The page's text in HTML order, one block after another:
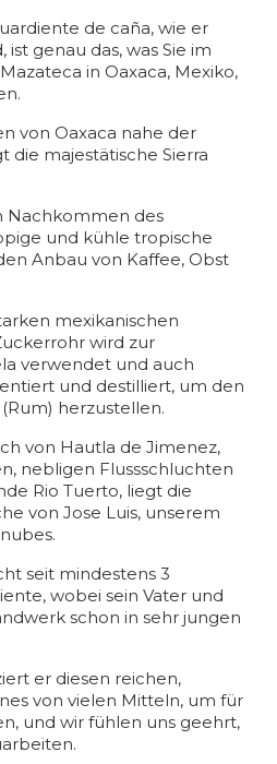
de caña, wie er
genau das, was Sie im
in Oaxaca, Mexiko,
von Oaxaca nahe der
die majestätische Sierra
Nachkommen des
und kühle tropische
Anbau von Kaffee, Obst
mexikanischen
wird zur
verwendet und auch
und destilliert, um den
herzustellen.
von Hautla de Jimenez,
nebligen Flussschluchten
Rio Tuerto, liegt die
von Jose Luis, unserem
seit mindestens 3
wobei sein Vater und
schon in sehr jungen
er diesen reichen,
von vielen Mitteln, um für
und wir fühlen uns geehrt,